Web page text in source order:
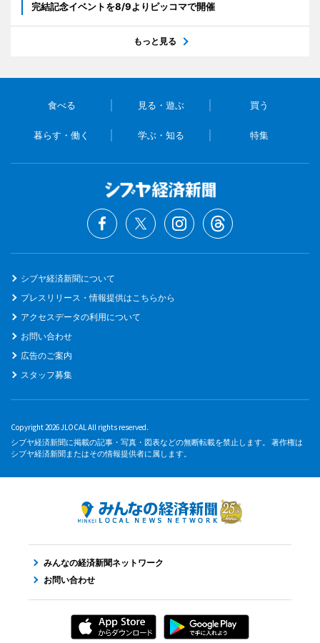
完結記念イベントを8/9よりピッコマで開催
もっと見る
食べる 見る・遊ぶ 買う
暮らす・働く 学ぶ・知る 特集
シブヤ経済新聞について
プレスリリース・情報提供はこちらから
アクセスデータの利用について
お問い合わせ
広告のご案内
スタッフ募集
Copyright 2026 JLOCAL All rights reserved.
シブヤ経済新聞に掲載の記事・写真・図表などの無断転載を禁止します。 著作権は
シブヤ経済新聞またはその情報提供者に属します。
みんなの経済新聞ネットワーク
お問い合わせ